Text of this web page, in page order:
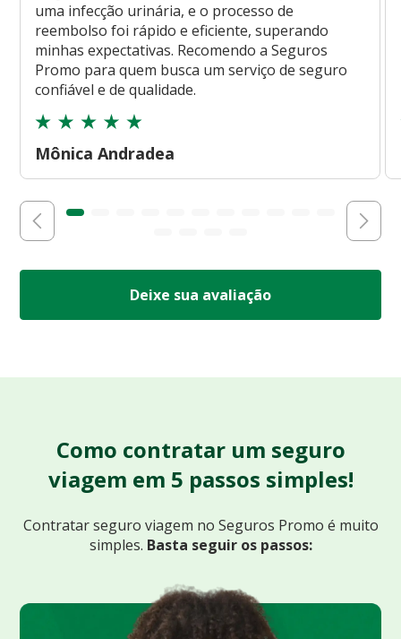
uma infecção urinária, e o processo de
reembolso foi rápido e eficiente, superando
minhas expectativas. Recomendo a Seguros
Promo para quem busca um serviço de seguro
confiável e de qualidade.
Mônica Andradea
Deixe sua avaliação
Como contratar um seguro
viagem em 5 passos simples!
Contratar seguro viagem no Seguros Promo é muito
simples. Basta seguir os passos: